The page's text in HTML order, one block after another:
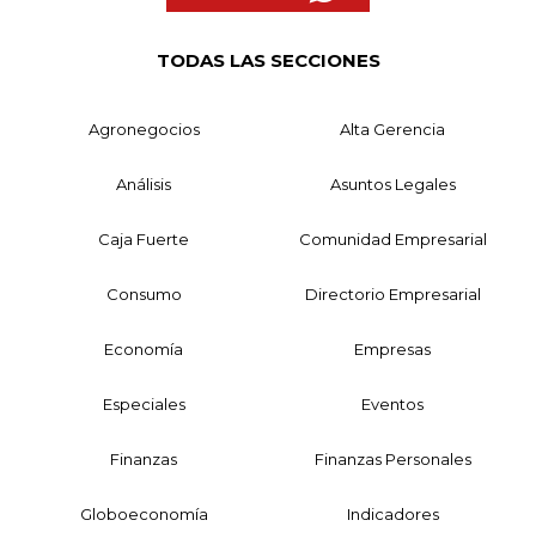
TODAS LAS SECCIONES
Agronegocios Alta Gerencia
Análisis Asuntos Legales
Caja Fuerte Comunidad Empresarial
Consumo Directorio Empresarial
Economía Empresas
Especiales Eventos
Finanzas Finanzas Personales
Globoeconomía Indicadores